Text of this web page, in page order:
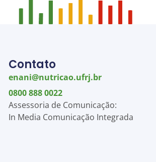
Contato
enani@nutricao.ufrj.br
0800 888 0022
Assessoria de Comunicação:
In Media Comunicação Integrada